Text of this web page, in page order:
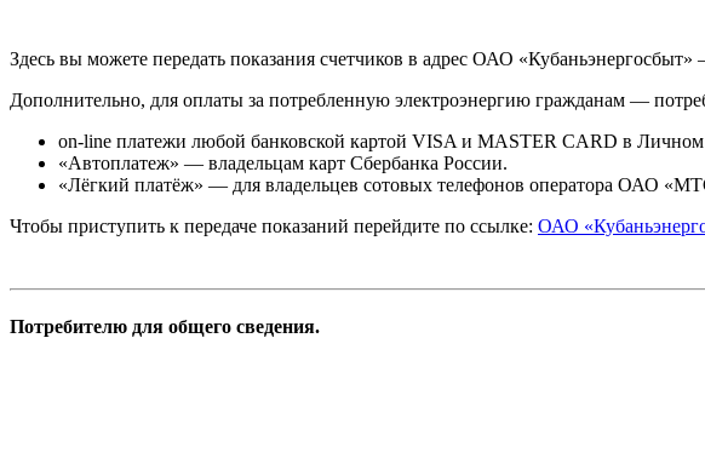
Здесь вы можете передать показания счетчиков в адрес ОАО
Дополнительно, для оплаты за потребленную электроэнергию гражданам —
on-line платежи любой банковской картой VISA и MASTER CARD в Личном
«Автоплатеж» — владельцам карт Сбербанка России.
«Лёгкий платёж» — для владельцев сотовых телефонов оператора ОАО
Чтобы приступить к передаче показаний перейдите по ссылке: ОАО
Потребителю для общего сведения.